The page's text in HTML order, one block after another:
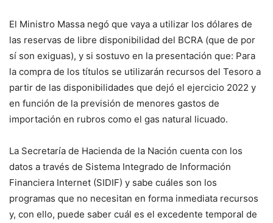
El Ministro Massa negó que vaya a utilizar los dólares de
las reservas de libre disponibilidad del BCRA (que de por
sí son exiguas), y si sostuvo en la presentación que: Para
la compra de los títulos se utilizarán recursos del Tesoro a
partir de las disponibilidades que dejó el ejercicio 2022 y
en función de la previsión de menores gastos de
importación en rubros como el gas natural licuado.
La Secretaría de Hacienda de la Nación cuenta con los
datos a través de Sistema Integrado de Información
Financiera Internet (SIDIF) y sabe cuáles son los
programas que no necesitan en forma inmediata recursos
y, con ello, puede saber cuál es el excedente temporal de